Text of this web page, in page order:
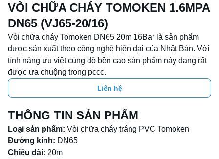
VÒI CHỮA CHÁY TOMOKEN 1.6MPA
DN65 (VJ65-20/16)
Vòi chữa cháy Tomoken DN65 20m 16Bar là sản phẩm
được sản xuất theo công nghệ hiện đại của Nhật Bản. Với
tính năng ưu việt cùng độ bền cao sản phẩm này đang rất
được ưa chuộng trong pccc.
Liên hệ
THÔNG TIN SẢN PHẨM
Loại sản phẩm: Vòi chữa cháy tráng PVC Tomoken
Đường kính: DN65
Chiều dài: 20m